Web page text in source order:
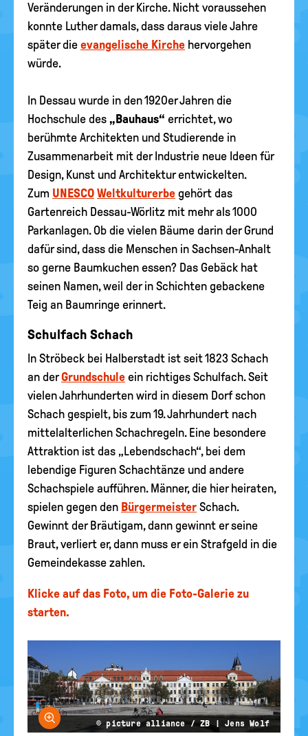
Veränderungen in der Kirche. Nicht voraussehen
konnte Luther damals, dass daraus viele Jahre
später die evangelische Kirche hervorgehen
würde.
In Dessau wurde in den 1920er Jahren die
Hochschule des „Bauhaus“ errichtet, wo
berühmte Architekten und Studierende in
Zusammenarbeit mit der Industrie neue Ideen für
Design, Kunst und Architektur entwickelten.
Zum UNESCO Weltkulturerbe gehört das
Gartenreich Dessau-Wörlitz mit mehr als 1000
Parkanlagen. Ob die vielen Bäume darin der Grund
dafür sind, dass die Menschen in Sachsen-Anhalt
so gerne Baumkuchen essen? Das Gebäck hat
seinen Namen, weil der in Schichten gebackene
Teig an Baumringe erinnert.
Schulfach Schach
In Ströbeck bei Halberstadt ist seit 1823 Schach
an derGrundschule ein richtiges Schulfach. Seit
vielen Jahrhunderten wird in diesem Dorf schon
Schach gespielt, bis zum 19. Jahrhundert nach
mittelalterlichen Schachregeln. Eine besondere
Attraktion ist das „Lebendschach“, bei dem
lebendige Figuren Schachtänze und andere
Schachspiele aufführen. Männer, die hier heiraten,
spielen gegen den Bürgermeister Schach.
Gewinnt der Bräutigam, dann gewinnt er seine
Braut, verliert er, dann muss er ein Strafgeld in die
Gemeindekasse zahlen.
Klicke auf das Foto, um die Foto-Galerie zu
starten.
Bild vergrößern
© picture alliance / ZB | Jens Wolf